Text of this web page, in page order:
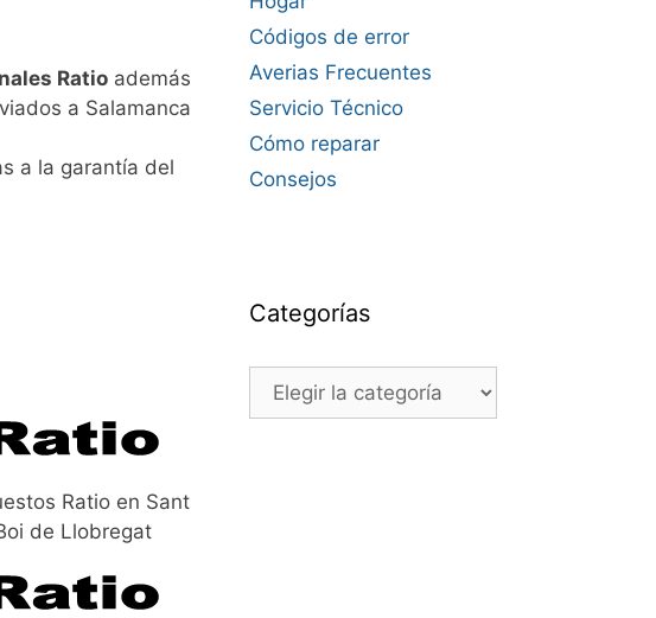
Ratioademás
a Salamanca
a la garantía del
Ratio en Sant
de Llobregat
Códigos de error
Averias Frecuentes
Servicio Técnico
Cómo reparar
Consejos
Categorías
Categorías